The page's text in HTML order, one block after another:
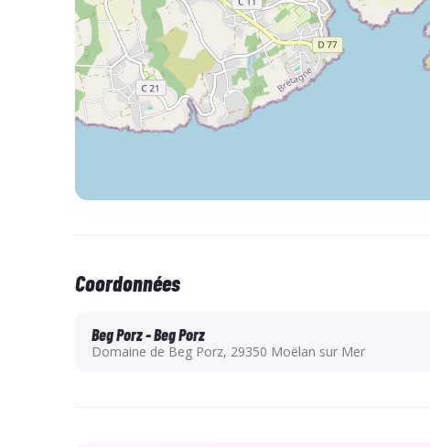
Coordonnées
Beg Porz - Beg Porz
Domaine de Beg Porz, 29350 Moëlan sur Mer